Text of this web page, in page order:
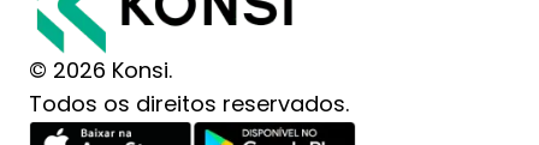
© 2026 Konsi.
Todos os direitos reservados.